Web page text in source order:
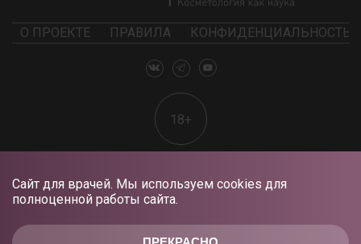
Сайт для врачей. Мы используем cookies для
полноценной работы сайта.
О ПРОЕКТЕ ПРАВИЛА КОНФИДЕНЦИАЛЬНОСТЬ
18+